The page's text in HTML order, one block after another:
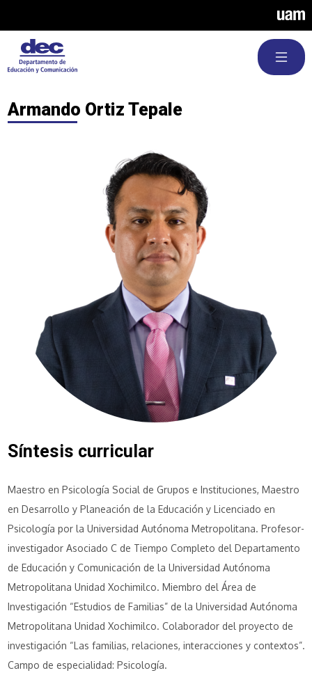
Armando Ortiz Tepale
Síntesis curricular
Maestro en Psicología Social de Grupos e Instituciones, Maestro
en Desarrollo y Planeación de la Educación y Licenciado en
Psicología por la Universidad Autónoma Metropolitana. Profesor-
investigador Asociado C de Tiempo Completo del Departamento
de Educación y Comunicación de la Universidad Autónoma
Metropolitana Unidad Xochimilco. Miembro del Área de
Investigación “Estudios de Familias” de la Universidad Autónoma
Metropolitana Unidad Xochimilco. Colaborador del proyecto de
investigación “Las familias, relaciones, interacciones y contextos”.
Campo de especialidad: Psicología.